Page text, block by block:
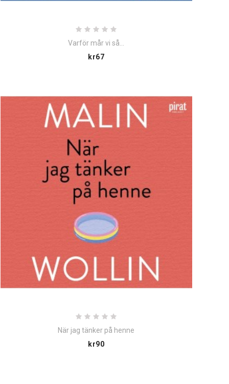
Varför mår vi så...
kr67Price
När jag tänker på henne
kr90Price